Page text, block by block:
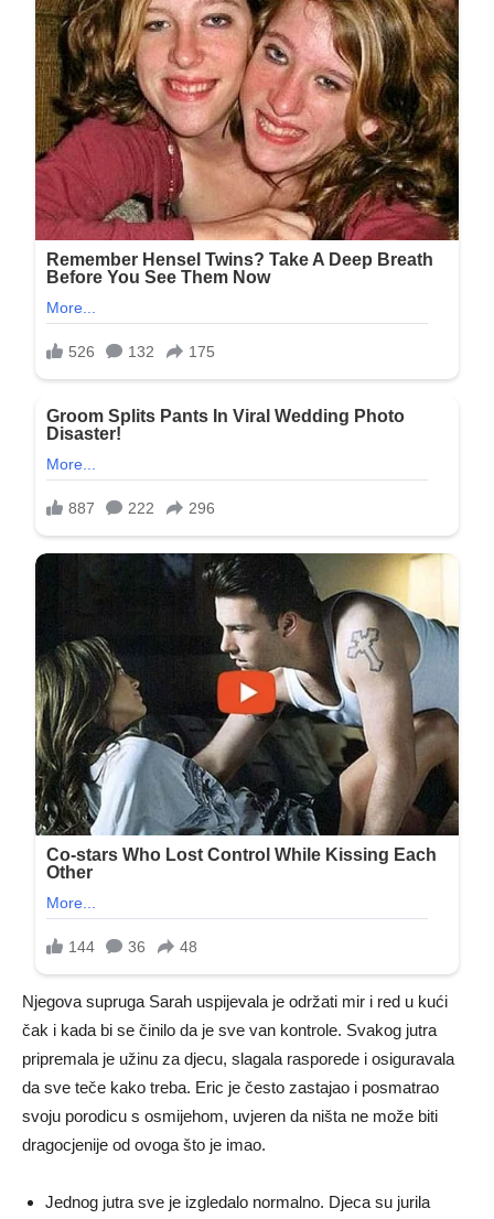
Njegova supruga Sarah uspijevala je održati mir i red u kući
čak i kada bi se činilo da je sve van kontrole. Svakog jutra
pripremala je užinu za djecu, slagala rasporede i osiguravala
da sve teče kako treba. Eric je često zastajao i posmatrao
svoju porodicu s osmijehom, uvjeren da ništa ne može biti
dragocjenije od ovoga što je imao.
Jednog jutra sve je izgledalo normalno. Djeca su jurila